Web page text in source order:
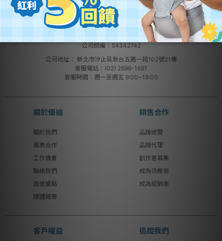
營業名稱：優迪國際股份有限公司
公司統編：54342742
公司地址： 新北市汐止區新台五路一段102號21樓
客服電話：(02) 2696-1681
客服時間：週一至週五 9:00~18:00
關於優迪
關於我們
異業合作
工作機會
聯絡我們
直營據點
媒體報導
銷售合作
品牌總覽
品牌代理
創作者募集
成為供應商
成為經銷商
客戶權益 追蹤我們